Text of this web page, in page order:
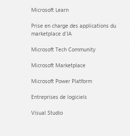
Microsoft Learn
Prise en charge des applications du
marketplace d’IA
Microsoft Tech Community
Microsoft Marketplace
Microsoft Power Platform
Entreprises de logiciels
Visual Studio